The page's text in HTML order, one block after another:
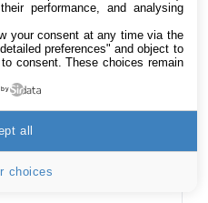
4 To, disque dur
bureau HDD – USB-C
disques d'entreprise,
de 1 mois à
Adapter
performance, and analysing
your consent at any time via the
preferences" and object to
consent. These choices remain
by
choices
all